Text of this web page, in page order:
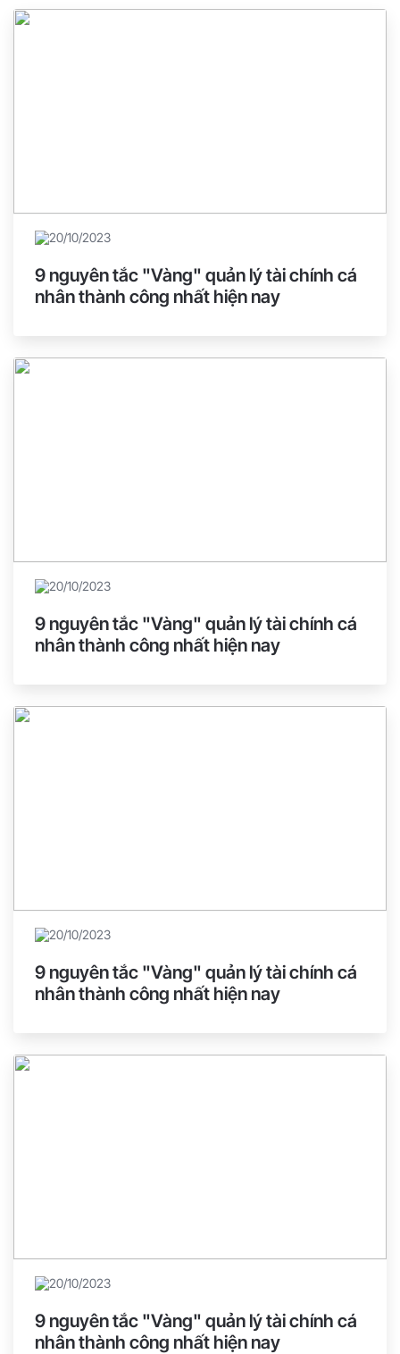
9 nguyên tắc "Vàng" quản lý tài chính cá
nhân thành công nhất hiện nay
20/10/2023
9 nguyên tắc "Vàng" quản lý tài chính cá
nhân thành công nhất hiện nay
20/10/2023
9 nguyên tắc "Vàng" quản lý tài chính cá
nhân thành công nhất hiện nay
20/10/2023
9 nguyên tắc "Vàng" quản lý tài chính cá
nhân thành công nhất hiện nay
20/10/2023